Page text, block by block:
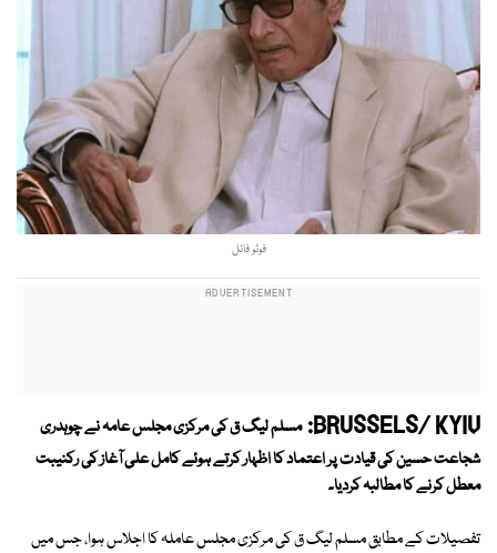
فوٹو فائل
BRUSSELS/ KYIV: مسلم لیگ ق کی مرکزی مجلس عامہ نے چوہدری
شجاعت حسین کی قیادت پر اعتماد کا اظہار کرتے ہوئے کامل علی آغاز کی رکنیبت
معطل کرنے کا مطالبہ کردیا۔
تفصیلات کے مطابق مسلم لیگ ق کی مرکزی مجلس عاملہ کا اجلاس ہوا، جس میں